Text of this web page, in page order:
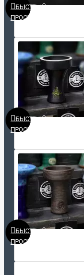
БЫСТРЫЙ
ПРОСМОТР
БЫСТРЫЙ
ПРОСМОТР
БЫСТРЫЙ
ПРОСМОТР